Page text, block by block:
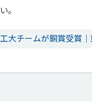
。
大チームが銅賞受賞